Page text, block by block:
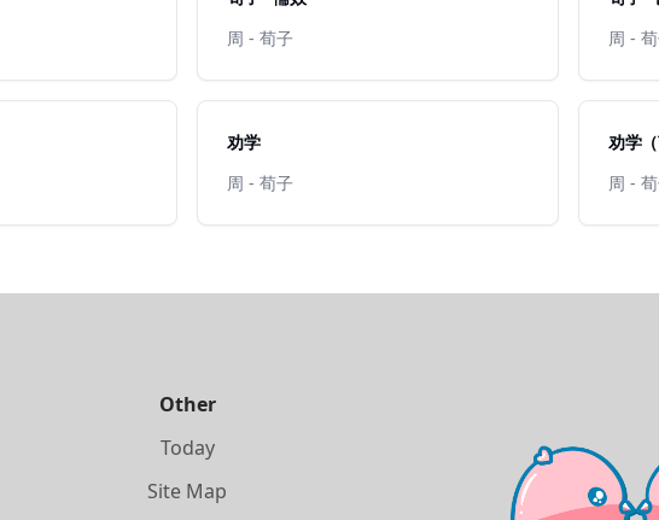
周 - 荀子
周 -
劝学
周 - 荀子
劝学（
周 -
Other
Today
Site Map